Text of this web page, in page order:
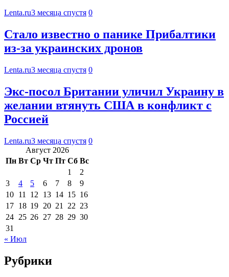
Lenta.ru3 месяца спустя 0
Стало известно о панике Прибалтики
из-за украинских дронов
Lenta.ru3 месяца спустя 0
Экс-посол Британии уличил Украину в
желании втянуть США в конфликт с
Россией
Lenta.ru3 месяца спустя 0
Август 2026
Пн Вт Ср Чт Пт Сб Вс
1
2
3
4 5 6 7 8
9
10 11 12 13 14 15 16
17 18 19 20 21 22 23
24 25 26 27 28 29 30
31
« Июл
Рубрики